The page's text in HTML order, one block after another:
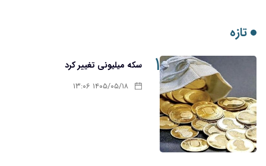
تازه
۱ سکه میلیونی تغییر کرد
۱۴۰۵/۰۵/۱۸ ۱۳:۰۶